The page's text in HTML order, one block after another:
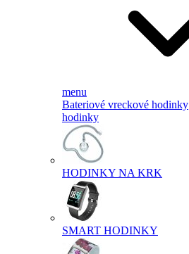
menu
Bateriové vreckové hodinky
hodinky
HODINKY NA KRK
SMART HODINKY